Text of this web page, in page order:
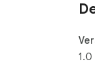
1.0